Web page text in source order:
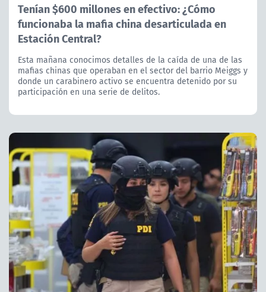
Tenían $600 millones en efectivo: ¿Cómo
funcionaba la mafia china desarticulada en
Estación Central?
Esta mañana conocimos detalles de la caída de una de las
mafias chinas que operaban en el sector del barrio Meiggs y
donde un carabinero activo se encuentra detenido por su
participación en una serie de delitos.